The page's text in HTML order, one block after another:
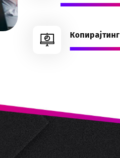
Копирајтинг